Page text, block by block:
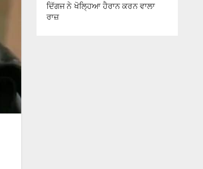
ਦਿੱਗਜ ਨੇ ਖੋਲ੍ਹਿਆ ਹੈਰਾਨ ਕਰਨ ਵਾਲਾ
ਰਾਜ਼